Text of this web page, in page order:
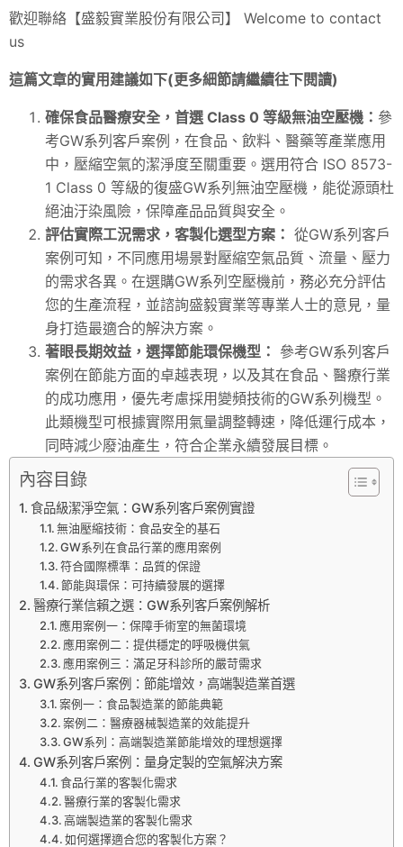
歡迎聯絡【盛毅實業股份有限公司】 Welcome to contact
us
這篇文章的實用建議如下(更多細節請繼續往下閱讀)
確保食品醫療安全，首選 Class 0 等級無油空壓機： 參
考GW系列客戶案例，在食品、飲料、醫藥等產業應用
中，壓縮空氣的潔淨度至關重要。選用符合 ISO 8573-
1 Class 0 等級的復盛GW系列無油空壓機，能從源頭杜
絕油汙染風險，保障產品品質與安全。
評估實際工況需求，客製化選型方案： 從GW系列客戶
案例可知，不同應用場景對壓縮空氣品質、流量、壓力
的需求各異。在選購GW系列空壓機前，務必充分評估
您的生產流程，並諮詢盛毅實業等專業人士的意見，量
身打造最適合的解決方案。
著眼長期效益，選擇節能環保機型： 參考GW系列客戶
案例在節能方面的卓越表現，以及其在食品、醫療行業
的成功應用，優先考慮採用變頻技術的GW系列機型。
此類機型可根據實際用氣量調整轉速，降低運行成本，
同時減少廢油產生，符合企業永續發展目標。
內容目錄
食品級潔淨空氣：GW系列客戶案例實證
無油壓縮技術：食品安全的基石
GW系列在食品行業的應用案例
符合國際標準：品質的保證
節能與環保：可持續發展的選擇
醫療行業信賴之選：GW系列客戶案例解析
應用案例一：保障手術室的無菌環境
應用案例二：提供穩定的呼吸機供氣
應用案例三：滿足牙科診所的嚴苛需求
GW系列客戶案例：節能增效，高端製造業首選
案例一：食品製造業的節能典範
案例二：醫療器械製造業的效能提升
GW系列：高端製造業節能增效的理想選擇
GW系列客戶案例：量身定製的空氣解決方案
食品行業的客製化需求
醫療行業的客製化需求
高端製造業的客製化需求
如何選擇適合您的客製化方案？